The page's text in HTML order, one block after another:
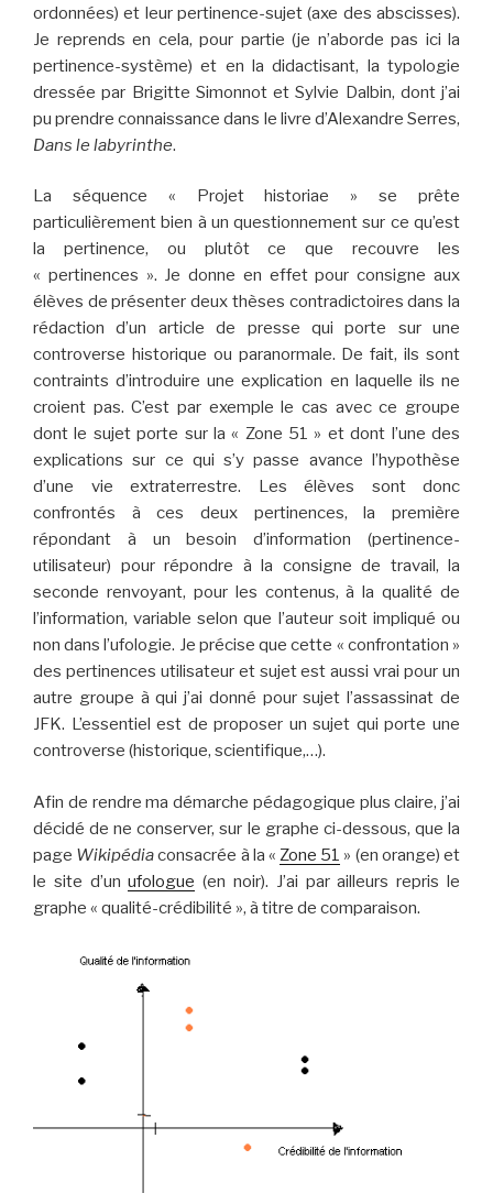
ordonnées) et leur pertinence-sujet (axe des abscisses).
Je reprends en cela, pour partie (je n’aborde pas ici la
pertinence-système) et en la didactisant, la typologie
dressée par Brigitte Simonnot et Sylvie Dalbin, dont j’ai
pu prendre connaissance dans le livre d’Alexandre Serres,
Dans le labyrinthe.
La séquence « Projet historiae » se prête
particulièrement bien à un questionnement sur ce qu’est
la pertinence, ou plutôt ce que recouvre les
« pertinences ». Je donne en effet pour consigne aux
élèves de présenter deux thèses contradictoires dans la
rédaction d’un article de presse qui porte sur une
controverse historique ou paranormale. De fait, ils sont
contraints d’introduire une explication en laquelle ils ne
croient pas. C’est par exemple le cas avec ce groupe
dont le sujet porte sur la « Zone 51 » et dont l’une des
explications sur ce qui s’y passe avance l’hypothèse
d’une vie extraterrestre. Les élèves sont donc
confrontés à ces deux pertinences, la première
répondant à un besoin d’information (pertinence-
utilisateur) pour répondre à la consigne de travail, la
seconde renvoyant, pour les contenus, à la qualité de
l’information, variable selon que l’auteur soit impliqué ou
non dans l’ufologie. Je précise que cette « confrontation »
des pertinences utilisateur et sujet est aussi vrai pour un
autre groupe à qui j’ai donné pour sujet l’assassinat de
JFK. L’essentiel est de proposer un sujet qui porte une
controverse (historique, scientifique,…).
Afin de rendre ma démarche pédagogique plus claire, j’ai
décidé de ne conserver, sur le graphe ci-dessous, que la
page Wikipédiaconsacrée à la «Zone 51 » (en orange) et
le site d’unufologue (en noir). J’ai par ailleurs repris le
graphe « qualité-crédibilité », à titre de comparaison.